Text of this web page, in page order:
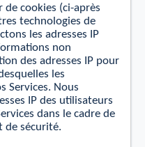
de cookies (ci-après
technologies de
les adresses IP
non
des adresses IP pour
les
Services. Nous
IP des utilisateurs
dans le cadre de
de sécurité.